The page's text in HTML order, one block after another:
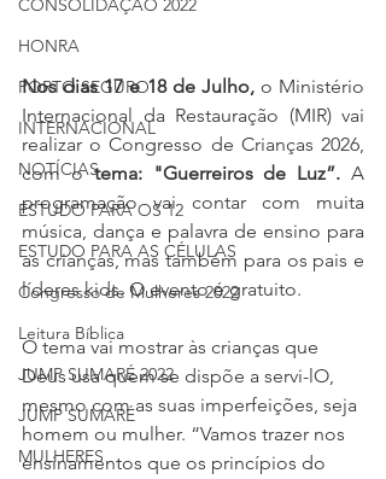
CONSOLIDAÇÃO 2022
HONRA
PORTO SEGURO
INTERNACIONAL
NOTÍCIAS
ESTUDO PARA OS 12
ESTUDO PARA AS CÉLULAS
Congresso de Mulheres 2022
Leitura Bíblica
JUMP SUMARÉ 2022
JUMP SUMARÉ
MULHERES
Nos dias 17 e 18 de Julho, o Ministério
Internacional da Restauração (MIR) vai
realizar o Congresso de Crianças 2026,
com o tema: "Guerreiros de Luz”. A
programação vai contar com muita
música, dança e palavra de ensino para
as crianças, mas também para os pais e
líderes kids. O evento é gratuito.
O tema vai mostrar às crianças que
Deus usa quem se dispõe a servi-lO,
mesmo com as suas imperfeições, seja
homem ou mulher. “Vamos trazer nos
ensinamentos que os princípios do